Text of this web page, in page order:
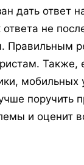
дать ответ
не
Правильным
Также,
мобильных
поручить
и оценит